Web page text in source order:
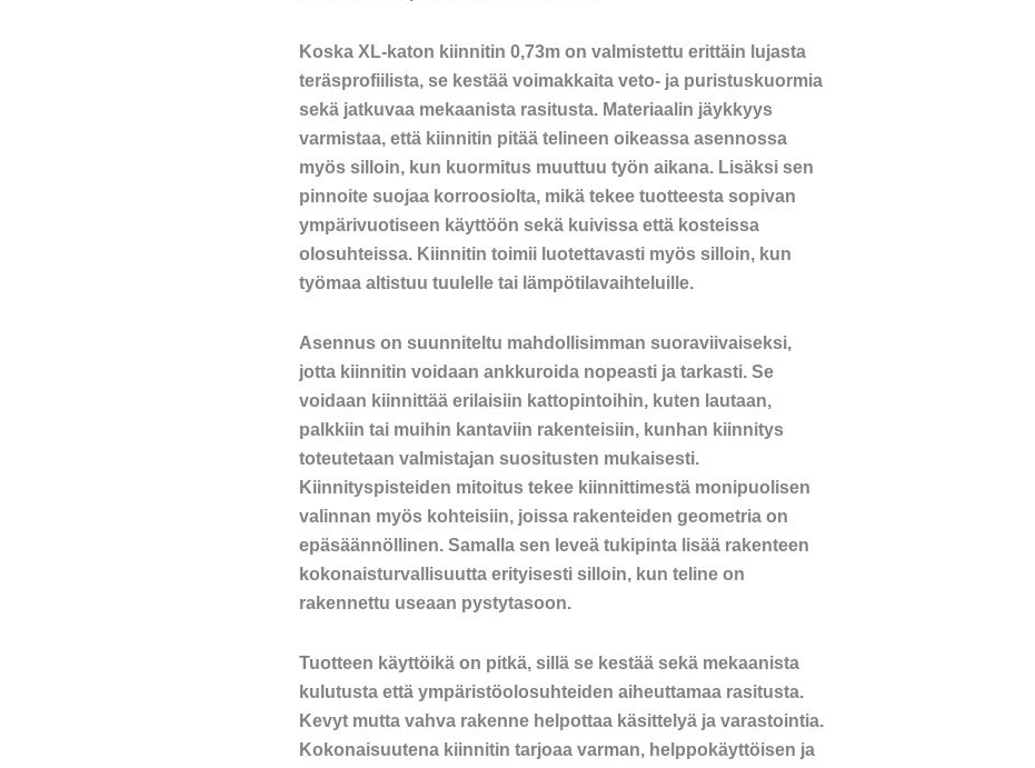
Koska XL-katon kiinnitin 0,73m on valmistettu erittäin lujasta
teräsprofiilista, se kestää voimakkaita veto- ja puristuskuormia
sekä jatkuvaa mekaanista rasitusta. Materiaalin jäykkyys
varmistaa, että kiinnitin pitää telineen oikeassa asennossa
myös silloin, kun kuormitus muuttuu työn aikana. Lisäksi sen
pinnoite suojaa korroosiolta, mikä tekee tuotteesta sopivan
ympärivuotiseen käyttöön sekä kuivissa että kosteissa
olosuhteissa. Kiinnitin toimii luotettavasti myös silloin, kun
työmaa altistuu tuulelle tai lämpötilavaihteluille.
Asennus on suunniteltu mahdollisimman suoraviivaiseksi,
jotta kiinnitin voidaan ankkuroida nopeasti ja tarkasti. Se
voidaan kiinnittää erilaisiin kattopintoihin, kuten lautaan,
palkkiin tai muihin kantaviin rakenteisiin, kunhan kiinnitys
toteutetaan valmistajan suositusten mukaisesti.
Kiinnityspisteiden mitoitus tekee kiinnittimestä monipuolisen
valinnan myös kohteisiin, joissa rakenteiden geometria on
epäsäännöllinen. Samalla sen leveä tukipinta lisää rakenteen
kokonaisturvallisuutta erityisesti silloin, kun teline on
rakennettu useaan pystytasoon.
Tuotteen käyttöikä on pitkä, sillä se kestää sekä mekaanista
kulutusta että ympäristöolosuhteiden aiheuttamaa rasitusta.
Kevyt mutta vahva rakenne helpottaa käsittelyä ja varastointia.
Kokonaisuutena kiinnitin tarjoaa varman, helppokäyttöisen ja